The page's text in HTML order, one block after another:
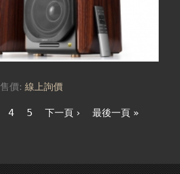
售價:線上詢價
4 5 下一頁 › 最後一頁 »